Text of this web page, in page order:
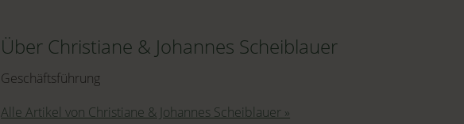
Über Christiane & Johannes Scheiblauer
Geschäftsführung
Alle Artikel von Christiane & Johannes Scheiblauer »